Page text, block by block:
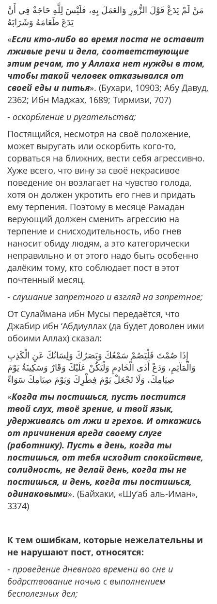
مَنْ لَمْ يَدَعْ قَوْلَ الزُّورِ وَالعَمَلَ بِهِ، فَلَيْسَ لِلَّهِ حَاجَةٌ فِي أَنْ
يَدَعَ طَعَامَهُ وَشَرَابَهُ
«Если кто-либо во время поста не оставит
лживые речи и дела, соответствующие
этим речам, то у Аллаха нет нужды в том,
чтобы такой человек отказывался от
своей еды и питья». (Бухари, 10903; Абу Давуд,
2362; Ибн Маджах, 1689; Тирмизи, 707)
- оскорбление и ругательства;
Постящийся, несмотря на своё положение,
может выругать или оскорбить кого-то,
сорваться на ближних, вести себя агрессивно.
Хуже всего, что вину за своё некрасивое
поведение он возлагает на чувство голода,
хотя он должен укротить его гнев и придать
ему терпения. Поэтому в месяце Рамадан
верующий должен сменить агрессию на
терпение и снисходительность, ибо гнев
наносит обиду людям, а это категорически
неправильно и от этого надо быть особенно
далёким тому, кто соблюдает пост в этот
почтенный месяц.
- слушание запретного и взгляд на запретное;
От Сулаймана ибн Мусы передаётся, что
Джабир ибн ‘Абдиуллах (да будет доволен ими
обоими Аллах) сказал:
‌إِذَا ‌صُمْتَ ‌فَلْيَصُمْ ‌سَمْعُكَ ‌وَبَصَرُكَ ‌وَلِسَانُكَ عَنِ الْكَذِبِ
وَالْمَآثِمِ، وَدَعْ أَذَى الْخَادِمِ وَلْيَكُنْ عَلَيْكَ وَقَارٌ وَسَكِينَةٌ يَوْمَ
صِيَامِكَ، وَلَا تَجْعَلْ يَوْمَ فِطْرِكَ وَيَوْمَ صِيَامِكَ سَوَاءً
«Когда ты постишься, пусть постится
твой слух, твоё зрение, и твой язык,
удерживаясь от лжи и грехов. И откажись
от причинения вреда своему слуге
(работнику). Пусть в день, когда ты
постишься, от тебя исходит спокойствие,
солидность, не делай день, когда ты не
постишься, и день, когда ты постишься,
одинаковыми». (Байхаки, «Шу‘аб аль-Иман»,
3374)
К тем ошибкам, которые нежелательны и
не нарушают пост, относятся:
- проведение дневного времени во сне и
бодрствование ночью с выполнением
бесполезных дел;